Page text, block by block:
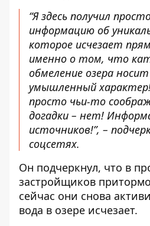
“Я здесь получил
информацию об
которое исчезает
именно о том, что
обмеление озера
умышленный
просто чьи-то
догадки – нет!
источников!”, –
соцсетях.
Он подчеркнул, что в
застройщиков
сейчас они снова
вода в озере исчезает.